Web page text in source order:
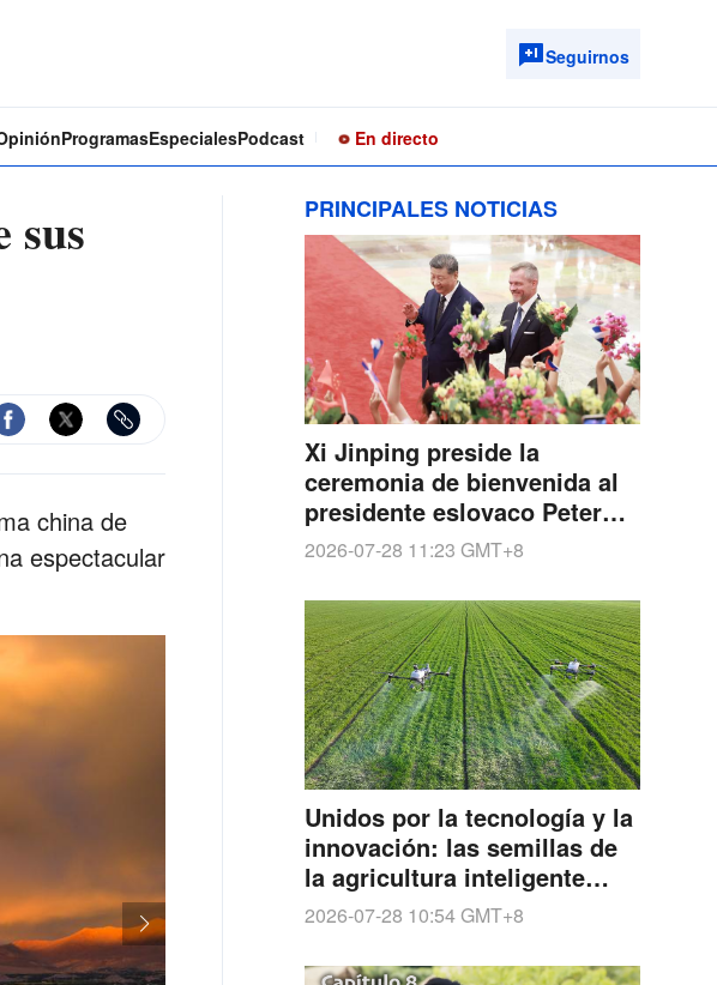
Seguirnos
ProgramasEspecialesPodcast En directo
sus
china de
espectacular
PRINCIPALES NOTICIAS
Xi Jinping preside la
ceremonia de bienvenida al
presidente eslovaco Peter
Pellegrini
2026-07-28 11:23 GMT+8
Unidos por la tecnología y la
innovación: las semillas de
la agricultura inteligente
china generan cosechas
Latina
2026-07-28 10:54GMT+8